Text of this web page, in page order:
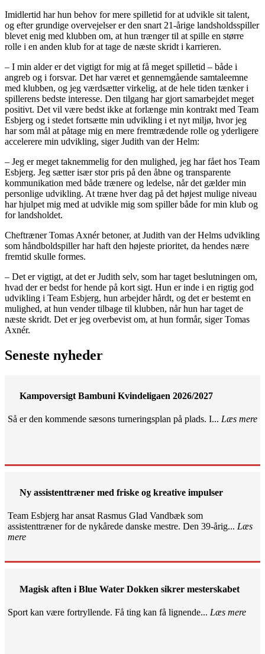
Imidlertid har hun behov for mere spilletid for at udvikle sit talent,
og efter grundige overvejelser er den snart 21-årige landsholdsspiller
blevet enig med klubben om, at hun trænger til at spille en større
rolle i en anden klub for at tage de næste skridt i karrieren.
– I min alder er det vigtigt for mig at få meget spilletid – både i
angreb og i forsvar. Det har været et gennemgående samtaleemne
med klubben, og jeg værdsætter virkelig, at de hele tiden tænker i
spillerens bedste interesse. Den tilgang har gjort samarbejdet meget
positivt. Det vil være bedst ikke at forlænge min kontrakt med Team
Esbjerg og i stedet fortsætte min udvikling i et nyt miljø, hvor jeg
har som mål at påtage mig en mere fremtrædende rolle og yderligere
accelerere min udvikling, siger Judith van der Helm:
– Jeg er meget taknemmelig for den mulighed, jeg har fået hos Team
Esbjerg. Jeg sætter især stor pris på den åbne og transparente
kommunikation med både trænere og ledelse, når det gælder min
personlige udvikling. At træne hver dag på det højest mulige niveau
har hjulpet mig med at udvikle mig som spiller både for min klub og
for landsholdet.
Cheftræner Tomas Axnér betoner, at Judith van der Helms udvikling
som håndboldspiller har haft den højeste prioritet, da hendes nære
fremtid skulle formes.
– Det er vigtigt, at det er Judith selv, som har taget beslutningen om,
hvad der er bedst for hende på kort sigt. Hun er inde i en rigtig god
udvikling i Team Esbjerg, hun arbejder hårdt, og det er bestemt en
mulighed, at hun vender tilbage til klubben, når hun har taget de
næste skridt. Det er jeg overbevist om, at hun formår, siger Tomas
Axnér.
Seneste nyheder
Kampoversigt Bambuni Kvindeligaen 2026/2027
Så er den kommende sæsons turneringsplan på plads. I... Læs mere
Ny assistenttræner med friske og kreative impulser
Team Esbjerg har ansat Rasmus Glad Vandbæk som
assistenttræner for de nykårede danske mestre. Den 39-årig... Læs
mere
Magisk aften i Blue Water Dokken sikrer mesterskabet
Sport kan være fortryllende. Få ting kan få lignende... Læs mere